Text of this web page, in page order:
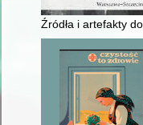
Źródła i artefakty